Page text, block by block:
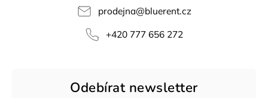
prodejna@bluerent.cz
+420 777 656 272
Odebírat newsletter